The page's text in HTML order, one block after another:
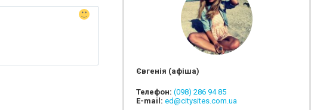
Євгенія (афіша)
Телефон: (098) 286 94 85
E-mail: ed@citysites.com.ua